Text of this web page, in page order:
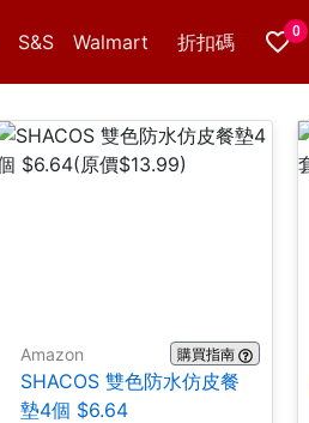
S&S Walmart 折扣碼 0
Amazon 購買指南
SHACOS 雙色防水仿皮餐
墊4個 $6.64